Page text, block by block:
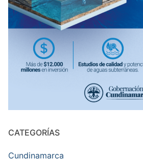
CATEGORÍAS
Cundinamarca